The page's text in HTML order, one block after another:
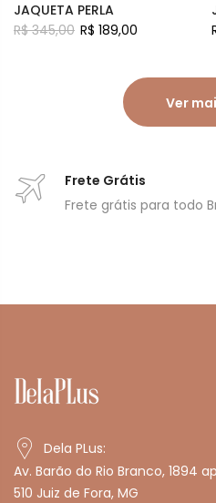
JAQUETA PERLA
R$ 345,00 R$ 189,00
Ver
Frete Grátis
Frete grátis para todo
Dela PLus:
Av. Barão do Rio Branco, 1894
510 Juiz de Fora, MG